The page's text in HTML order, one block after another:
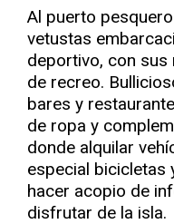
Al puerto
vetustas
deportivo, con
de recreo.
bares y
de ropa y
donde alquilar
especial bicicletas
hacer acopio de
disfrutar de la isla.